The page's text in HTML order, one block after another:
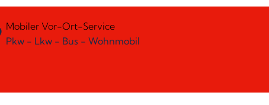
Mobiler Vor-Ort-Service
Pkw - Lkw - Bus - Wohnmobil